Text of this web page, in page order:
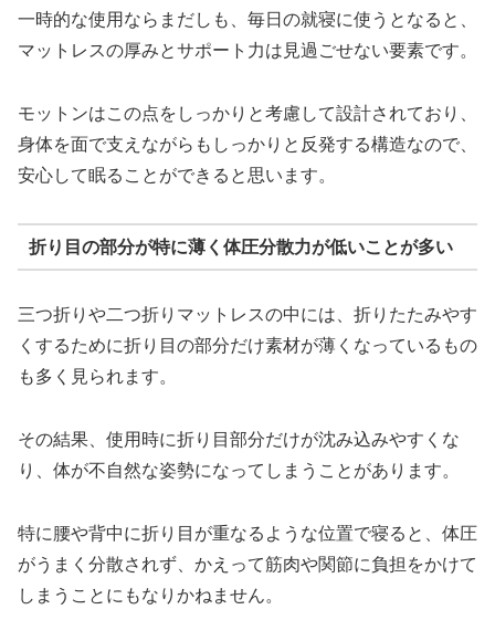
一時的な使用ならまだしも、毎日の就寝に使うとなると、
マットレスの厚みとサポート力は見過ごせない要素です。
モットンはこの点をしっかりと考慮して設計されており、
身体を面で支えながらもしっかりと反発する構造なので、
安心して眠ることができると思います。
折り目の部分が特に薄く体圧分散力が低いことが多い
三つ折りや二つ折りマットレスの中には、折りたたみやす
くするために折り目の部分だけ素材が薄くなっているもの
も多く見られます。
その結果、使用時に折り目部分だけが沈み込みやすくな
り、体が不自然な姿勢になってしまうことがあります。
特に腰や背中に折り目が重なるような位置で寝ると、体圧
がうまく分散されず、かえって筋肉や関節に負担をかけて
しまうことにもなりかねません。